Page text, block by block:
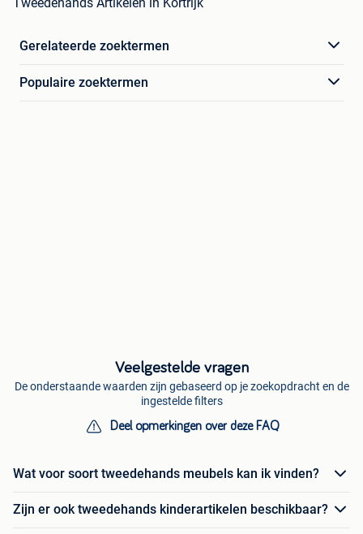
Gerelateerde zoektermen
Populaire zoektermen
Veelgestelde vragen
De onderstaande waarden zijn gebaseerd op je zoekopdracht en de
ingestelde filters
Deel opmerkingen over deze FAQ
Wat voor soort tweedehands meubels kan ik vinden?
Zijn er ook tweedehands kinderartikelen beschikbaar?